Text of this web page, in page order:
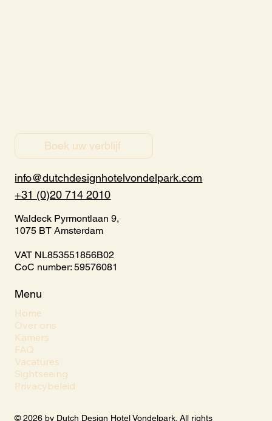
Boek uw verblijf
info@dutchdesignhotelvondelpark.com
+31 (0)20 714 2010
Waldeck Pyrmontlaan 9,
1075 BT Amsterdam
VAT NL853551856B02
CoC number: 59576081
Menu
Home
Over ons
Kamers
FAQ
Vacatures
Sightseeing
Privacybeleid
© 2026 by Dutch Design Hotel Vondelpark. All rights